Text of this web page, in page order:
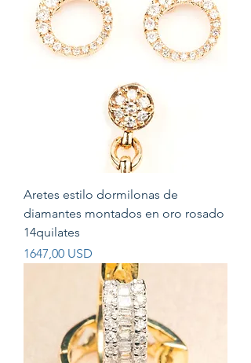
Aretes estilo dormilonas de
diamantes montados en oro rosado
14quilates
Prezzo
1647,00 USD